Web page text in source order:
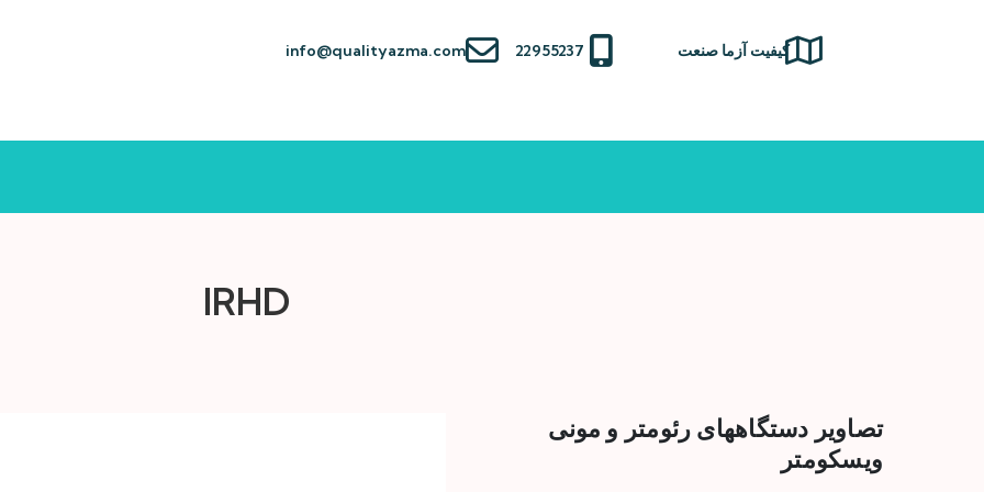
کیفیت آزما صنعت 22955237
info@qualityazma.com
IRHD
تصاویر دستگاههای رئومتر و مونی
ویسکومتر